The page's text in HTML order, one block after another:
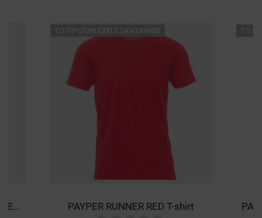
PAYPER RUNNER FLUO ORANGE T-shirt PAYPER RUNNER RED T-shirt